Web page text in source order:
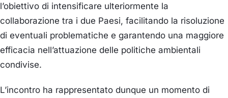
l’obiettivo di intensificare ulteriormente la
collaborazione tra i due Paesi, facilitando la risoluzione
di eventuali problematiche e garantendo una maggiore
efficacia nell’attuazione delle politiche ambientali
condivise.
L’incontro ha rappresentato dunque un momento di